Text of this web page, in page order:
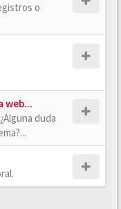
o
web...
duda